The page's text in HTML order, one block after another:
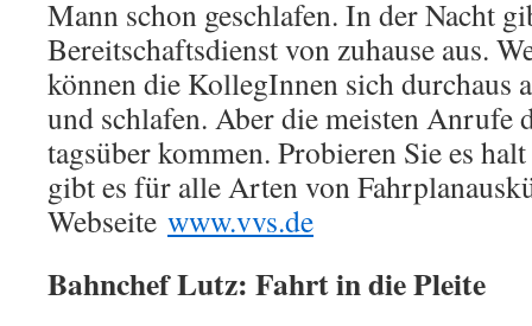
Mann schon geschlafen. In der Nacht
Bereitschaftsdienst von zuhause aus.
können die KollegInnen sich durchaus
und schlafen. Aber die meisten Anrufe
tagsüber kommen. Probieren Sie es
gibt es für alle Arten von
Webseite www.vvs.de
Bahnchef Lutz: Fahrt in die Pleite